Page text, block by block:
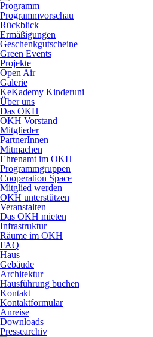
Programm
Programmvorschau
Rückblick
Ermäßigungen
Geschenkgutscheine
Green Events
Projekte
Open Air
Galerie
KeKademy Kinderuni
Über uns
Das OKH
OKH Vorstand
Mitglieder
PartnerInnen
Mitmachen
Ehrenamt im OKH
Programmgruppen
Cooperation Space
Mitglied werden
OKH unterstützen
Veranstalten
Das OKH mieten
Infrastruktur
Räume im OKH
FAQ
Haus
Gebäude
Architektur
Hausführung buchen
Kontakt
Kontaktformular
Anreise
Downloads
Pressearchiv